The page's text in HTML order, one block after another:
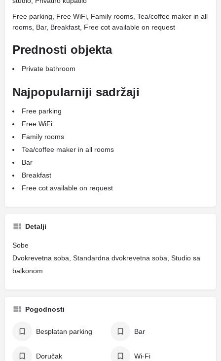
Free parking, Free WiFi, Family rooms, Tea/coffee maker in all
rooms, Bar, Breakfast, Free cot available on request
Prednosti objekta
Private bathroom
Najpopularniji sadržaji
Free parking
Free WiFi
Family rooms
Tea/coffee maker in all rooms
Bar
Breakfast
Free cot available on request
Detalji
Sobe
Dvokrevetna soba, Standardna dvokrevetna soba, Studio sa
balkonom
Pogodnosti
Besplatan parking Bar
Doručak Wi-Fi